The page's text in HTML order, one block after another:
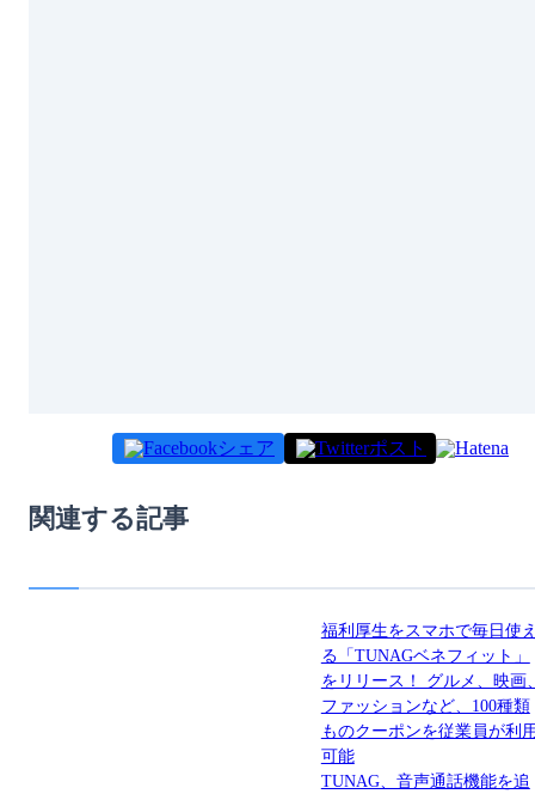
シェア ポスト
関連する記事
福利厚生をスマホで毎日使
る「TUNAGベネフィット」
をリリース！ グルメ、映画
ファッションなど、100種類
ものクーポンを従業員が利
可能
TUNAG、音声通話機能を追